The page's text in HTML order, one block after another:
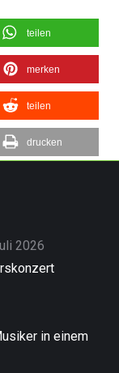
teilen
merken
teilen
drucken
2026
in einem